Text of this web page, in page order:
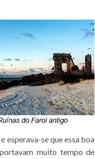
esperava-se que essa boa
muito tempo de